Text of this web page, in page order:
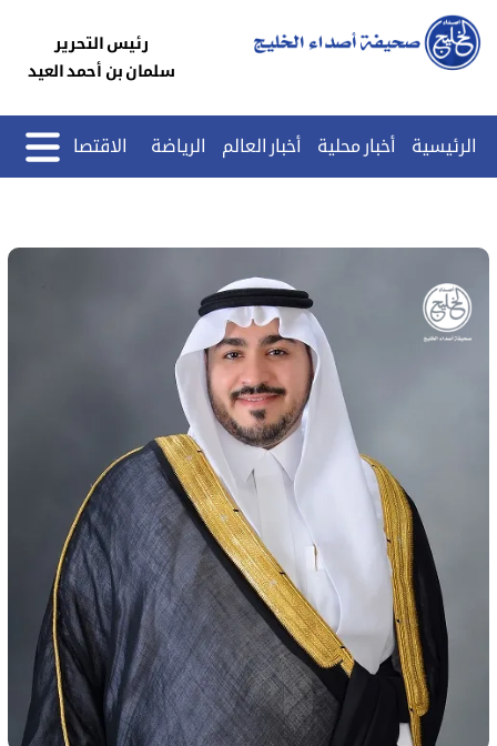
رئيس التحرير
سلمان بن أحمد العيد
الرئيسية أخبار محلية أخبار العالم الرياضة الاقتصاد